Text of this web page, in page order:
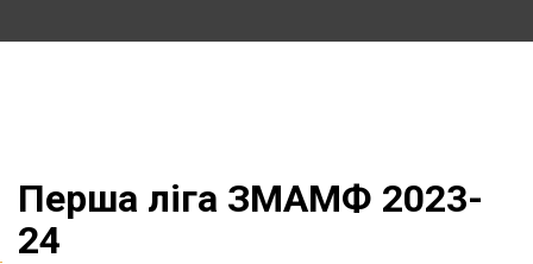
Перша ліга ЗМАМФ 2023-
24